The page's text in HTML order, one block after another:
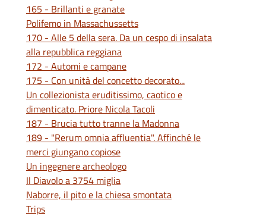
165 - Brillanti e granate
Polifemo in Massachussetts
170 - Alle 5 della sera. Da un cespo di insalata
alla repubblica reggiana
172 - Automi e campane
175 - Con unità del concetto decorato...
Un collezionista eruditissimo, caotico e
dimenticato. Priore Nicola Tacoli
187 - Brucia tutto tranne la Madonna
189 - "Rerum omnia affluentia". Affinché le
merci giungano copiose
Un ingegnere archeologo
Il Diavolo a 3754 miglia
Naborre, il pito e la chiesa smontata
Trips